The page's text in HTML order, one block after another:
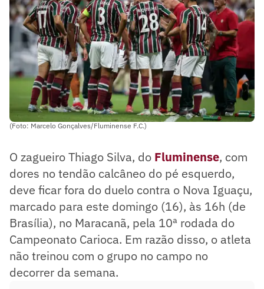
(Foto: Marcelo Gonçalves/Fluminense F.C.)
O zagueiro Thiago Silva, do Fluminense, com
dores no tendão calcâneo do pé esquerdo,
deve ficar fora do duelo contra o Nova Iguaçu,
marcado para este domingo (16), às 16h (de
Brasília), no Maracanã, pela 10ª rodada do
Campeonato Carioca. Em razão disso, o atleta
não treinou com o grupo no campo no
decorrer da semana.